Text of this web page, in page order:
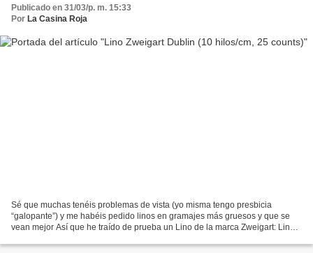
Publicado en 31/03/p. m. 15:33
Por La Casina Roja
Sé que muchas tenéis problemas de vista (yo misma tengo presbicia
“galopante”) y me habéis pedido linos en gramajes más gruesos y que se
vean mejor Así que he traído de prueba un Lino de la marca Zweigart: Lino